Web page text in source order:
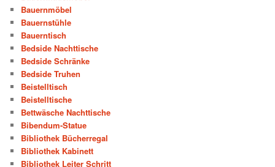
Bauernmöbel
Bauernstühle
Bauerntisch
Bedside Nachttische
Bedside Schränke
Bedside Truhen
Beistelltisch
Beistelltische
Bettwäsche Nachttische
Bibendum-Statue
Bibliothek Bücherregal
Bibliothek Kabinett
Bibliothek Leiter Schritt